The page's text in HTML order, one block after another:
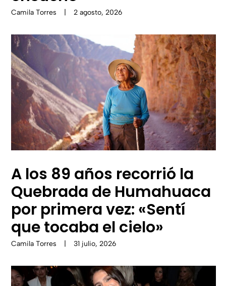
Camila Torres 2 agosto, 2026
A los 89 años recorrió la
Quebrada de Humahuaca
por primera vez: «Sentí
que tocaba el cielo»
Camila Torres 31 julio, 2026